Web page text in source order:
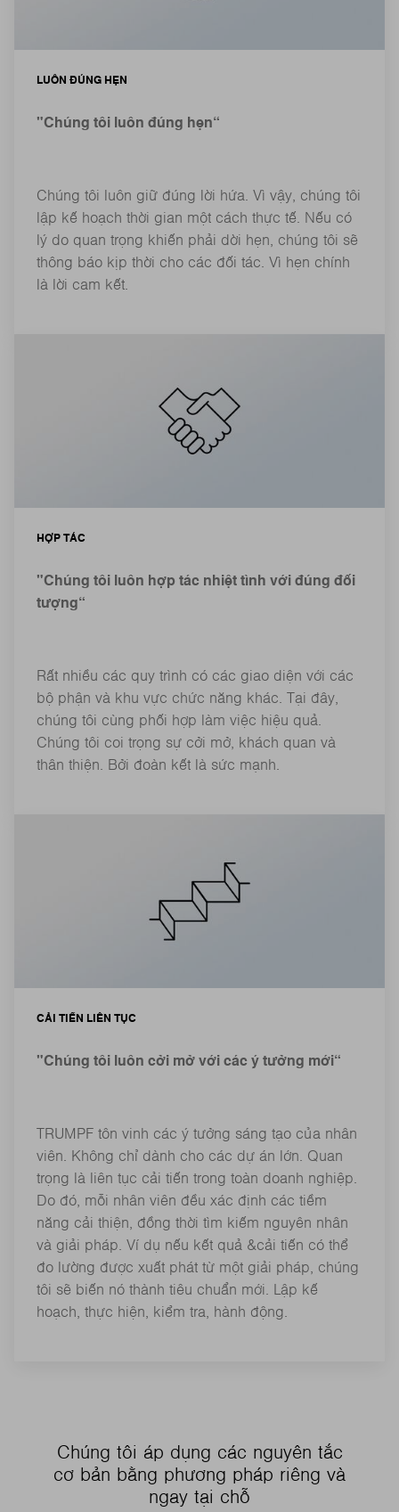
LUÔN ĐÚNG HẸN
"Chúng tôi luôn đúng hẹn“
Chúng tôi luôn giữ đúng lời hứa. Vì vậy, chúng tôi
lập kế hoạch thời gian một cách thực tế. Nếu có
lý do quan trọng khiến phải dời hẹn, chúng tôi sẽ
thông báo kịp thời cho các đối tác. Vì hẹn chính
là lời cam kết.
HỢP TÁC
"Chúng tôi luôn hợp tác nhiệt tình với đúng đối
tượng“
Rất nhiều các quy trình có các giao diện với các
bộ phận và khu vực chức năng khác. Tại đây,
chúng tôi cùng phối hợp làm việc hiệu quả.
Chúng tôi coi trọng sự cởi mở, khách quan và
thân thiện. Bởi đoàn kết là sức mạnh.
CẢI TIẾN LIÊN TỤC
"Chúng tôi luôn cởi mở với các ý tưởng mới“
TRUMPF tôn vinh các ý tưởng sáng tạo của nhân
viên. Không chỉ dành cho các dự án lớn. Quan
trọng là liên tục cải tiến trong toàn doanh nghiệp.
Do đó, mỗi nhân viên đều xác định các tiềm
năng cải thiện, đồng thời tìm kiếm nguyên nhân
và giải pháp. Ví dụ nếu kết quả &cải tiến có thể
đo lường được xuất phát từ một giải pháp, chúng
tôi sẽ biến nó thành tiêu chuẩn mới. Lập kế
hoạch, thực hiện, kiểm tra, hành động.
Chúng tôi áp dụng các nguyên tắc
cơ bản bằng phương pháp riêng và
ngay tại chỗ